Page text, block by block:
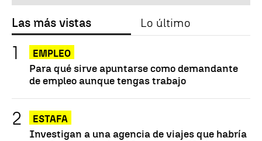
Las más vistas Lo último
EMPLEO
Para qué sirve apuntarse como demandante
de empleo aunque tengas trabajo
ESTAFA
Investigan a una agencia de viajes que habría